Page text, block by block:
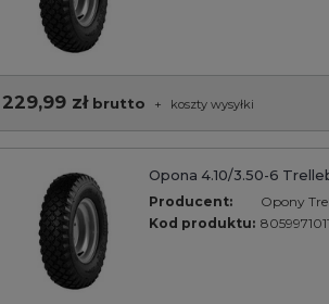
229,99 złbrutto + koszty wysyłki
Opona 4.10/3.50-6
Producent:
Opony
Kod produktu: